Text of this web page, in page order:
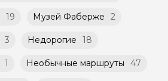
19 Музей Фаберже 2
3 Недорогие 18
1 Необычные маршруты 47